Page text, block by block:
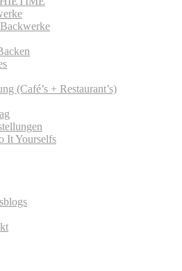
(Café’s + Restaurant’s)
It Yourselfs